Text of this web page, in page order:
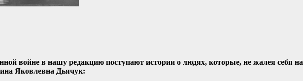
войне в нашу редакцию поступают истории о людях, которые, не жалея себя на
Яковлевна Дьячук: